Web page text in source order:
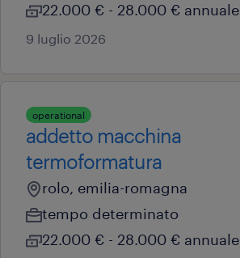
22.000 € - 28.000 € annuale
9 luglio 2026
operational
addetto macchina
termoformatura
rolo, emilia-romagna
tempo determinato
22.000 € - 28.000 € annuale